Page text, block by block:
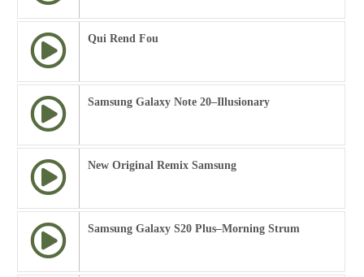
Qui Rend Fou
Samsung Galaxy Note 20–Illusionary
New Original Remix Samsung
Samsung Galaxy S20 Plus–Morning Strum